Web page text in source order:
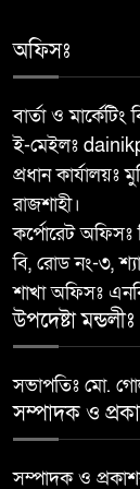
৮
৯
১০
অফিসঃ
বার্তা ও
ই-মেইলঃ
প্রধান কার্যালয়ঃ
রাজশাহী।
কর্পোরেট
বি, রোড নং-৩,
শাখা অফিসঃ
উপদেষ্টা মন্ডলীঃ
সভাপতিঃ মো.
সম্পাদক ও
সম্পাদক ও